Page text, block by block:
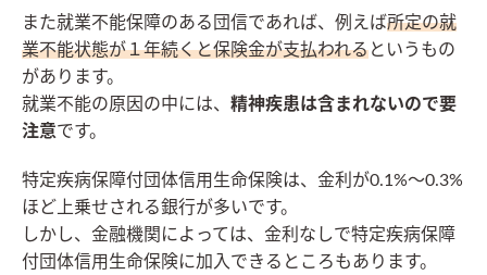
また就業不能保障のある団信であれば、例えば所定の就
業不能状態が１年続くと保険金が支払われるというもの
があります。
就業不能の原因の中には、 精神疾患は含まれないので要
注意です。
特定疾病保障付団体信用生命保険は、金利が0.1%～0.3%
ほど上乗せされる銀行が多いです。
しかし、金融機関によっては、金利なしで特定疾病保障
付団体信用生命保険に加入できるところもあります。